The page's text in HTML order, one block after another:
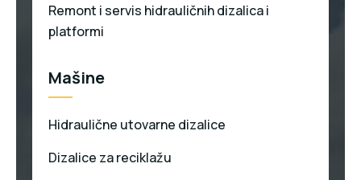
Remont i servis hidrauličnih dizalica i
platformi
Mašine
Hidraulične utovarne dizalice
Dizalice za reciklažu